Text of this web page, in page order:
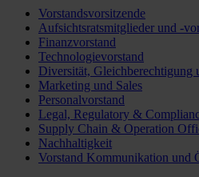
Vorstandsvorsitzende
Aufsichtsratsmitglieder und -
Finanzvorstand
Technologievorstand
Diversität, Gleichberechtigung
Marketing und Sales
Personalvorstand
Legal, Regulatory &
Supply Chain & Operation
Nachhaltigkeit
Vorstand Kommunikation und